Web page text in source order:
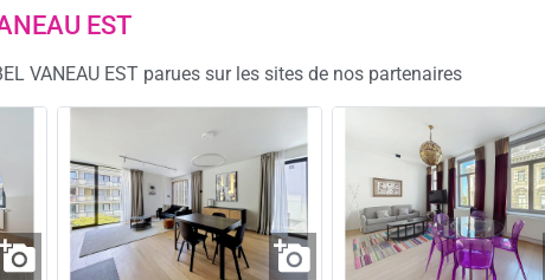
EST
VANEAU EST parues sur les sites de nos partenaires